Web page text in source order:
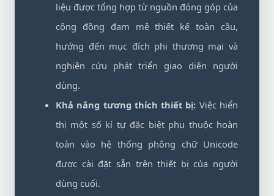
liệu được tổng hợp từ nguồn đóng góp của
cộng đồng đam mê thiết kế toàn cầu,
hướng đến mục đích phi thương mại và
nghiên cứu phát triển giao diện người
dùng.
Khả năng tương thích thiết bị: Việc hiển
thị một số kí tự đặc biệt phụ thuộc hoàn
toàn vào hệ thống phông chữ Unicode
được cài đặt sẵn trên thiết bị của người
dùng cuối.